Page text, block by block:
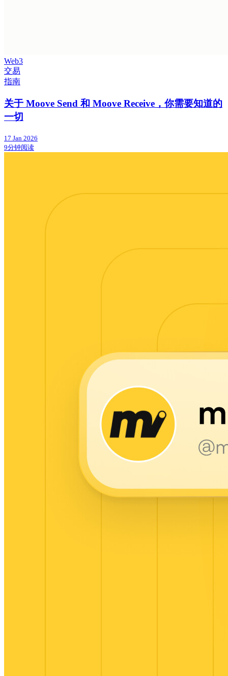
Web3
交易
指南
关于 Moove Send 和 Moove Receive，你需要知道的
一切
17 Jan 2026
9分钟阅读